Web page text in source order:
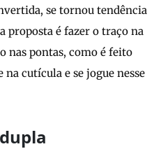
se tornou tendência
proposta é fazer o traço na
nas pontas, como é feito
cutícula e se jogue nesse